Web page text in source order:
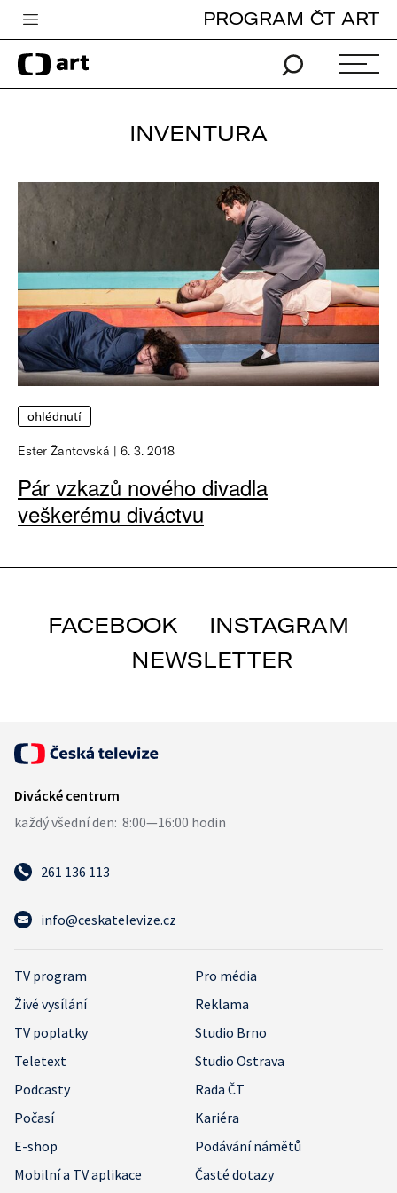
Česká televize
Zpravodajství
Pro děti
PROGRAM ČT ART
INVENTURA
ohlédnutí
Ester Žantovská 6. 3. 2018
Pár vzkazů nového divadla
veškerému diváctvu
FACEBOOK
INSTAGRAM
NEWSLETTER
261 136 113
info@ceskatelevize.cz
TV program
Pro média
Živé vysílání
Reklama
TV poplatky
Studio Brno
Teletext
Studio Ostrava
Podcasty
Rada ČT
Počasí
Kariéra
E-shop
Podávání námětů
Mobilní a TV aplikace
Časté dotazy